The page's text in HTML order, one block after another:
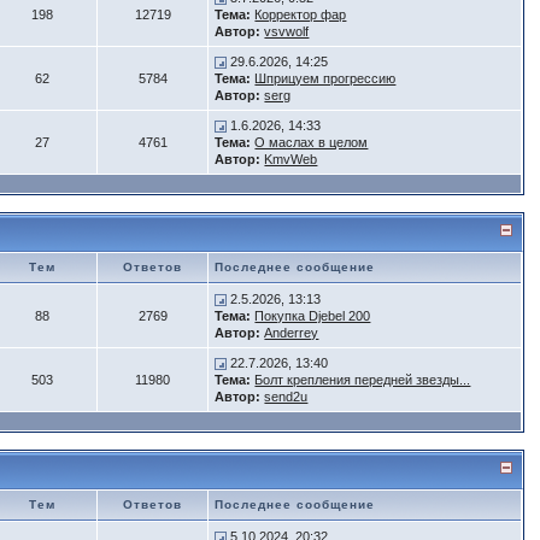
198 12719
Тема: Корректор фар
Автор: vsvwolf
62 5784
29.6.2026, 14:25
Тема: Шприцуем прогрессию
Автор: serg
27 4761
1.6.2026, 14:33
Тема: О маслах в целом
Автор: KmvWeb
Тем Ответов Последнее сообщение
88 2769
2.5.2026, 13:13
Тема: Покупка Djebel 200
Автор: Anderrey
503 11980
22.7.2026, 13:40
Тема: Болт крепления передней звезды...
Автор: send2u
Тем Ответов Последнее сообщение
5.10.2024, 20:32